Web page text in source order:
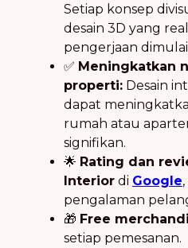
Setiap konsep
desain 3D yang
pengerjaan
✅ Meningkatkan
properti: Desain
dapat
rumah atau
signifikan.
🌟 Rating dan
Interior di Google
pengalaman
🎁 Free
setiap pemesanan.